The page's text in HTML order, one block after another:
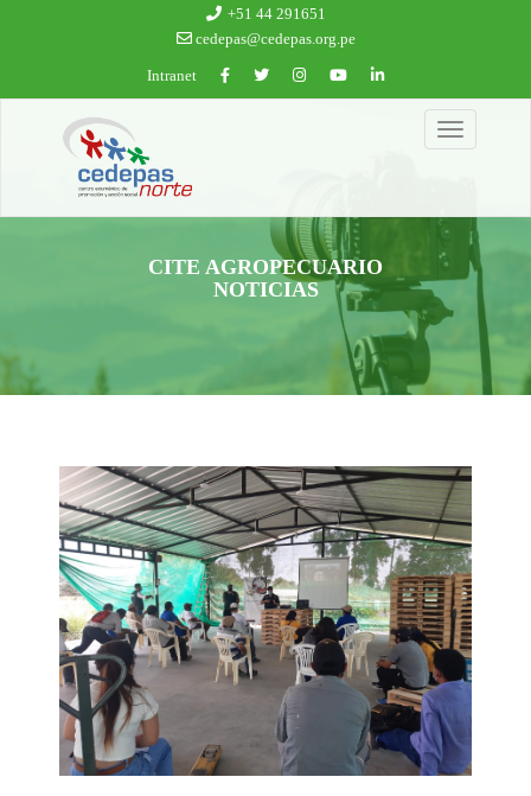
+51 44 291651
cedepas@cedepas.org.pe
Intranet
Toggle
navigation
CITE AGROPECUARIO
NOTICIAS